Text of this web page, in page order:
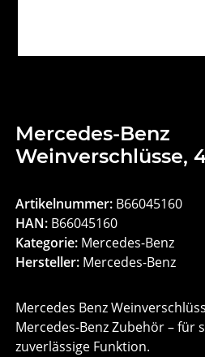
Mercedes-Benz
Weinverschlüsse,
Artikelnummer: B66045160
HAN: B66045160
Kategorie: Mercedes-Benz
Hersteller: Mercedes-Benz
Mercedes Benz
Mercedes-Benz Zubehör – für
zuverlässige Funktion.